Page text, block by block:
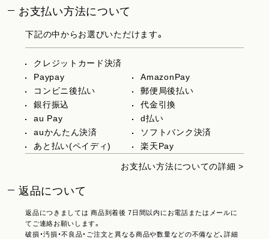
お支払い方法について
下記の中からお選びいただけます。
クレジットカード決済
Paypay
AmazonPay
コンビニ後払い
郵便局後払い
銀行振込
代金引換
au Pay
d払い
auかんたん決済
ソフトバンク決済
あと払い(ペイディ)
楽天Pay
お支払い方法についての詳細 >
返品について
返品につきましては 商品到着後 7日間以内にお電話またはメールに
てご連絡お願いします。
破損・汚損・不良品・ご注文と異なる商品や数量などの不備など、詳細